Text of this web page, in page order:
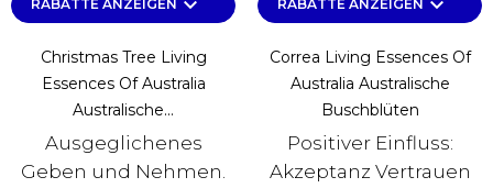
RABATTE ANZEIGEN keyboard_arrow_down
Christmas Tree Living
Essences Of Australia
Australische...
Ausgeglichenes
Geben und Nehmen.
RABATTE ANZEIGEN keyboard_arrow_down
Correa Living Essences Of
Australia Australische
Buschblüten
Positiver Einfluss:
Akzeptanz Vertrauen